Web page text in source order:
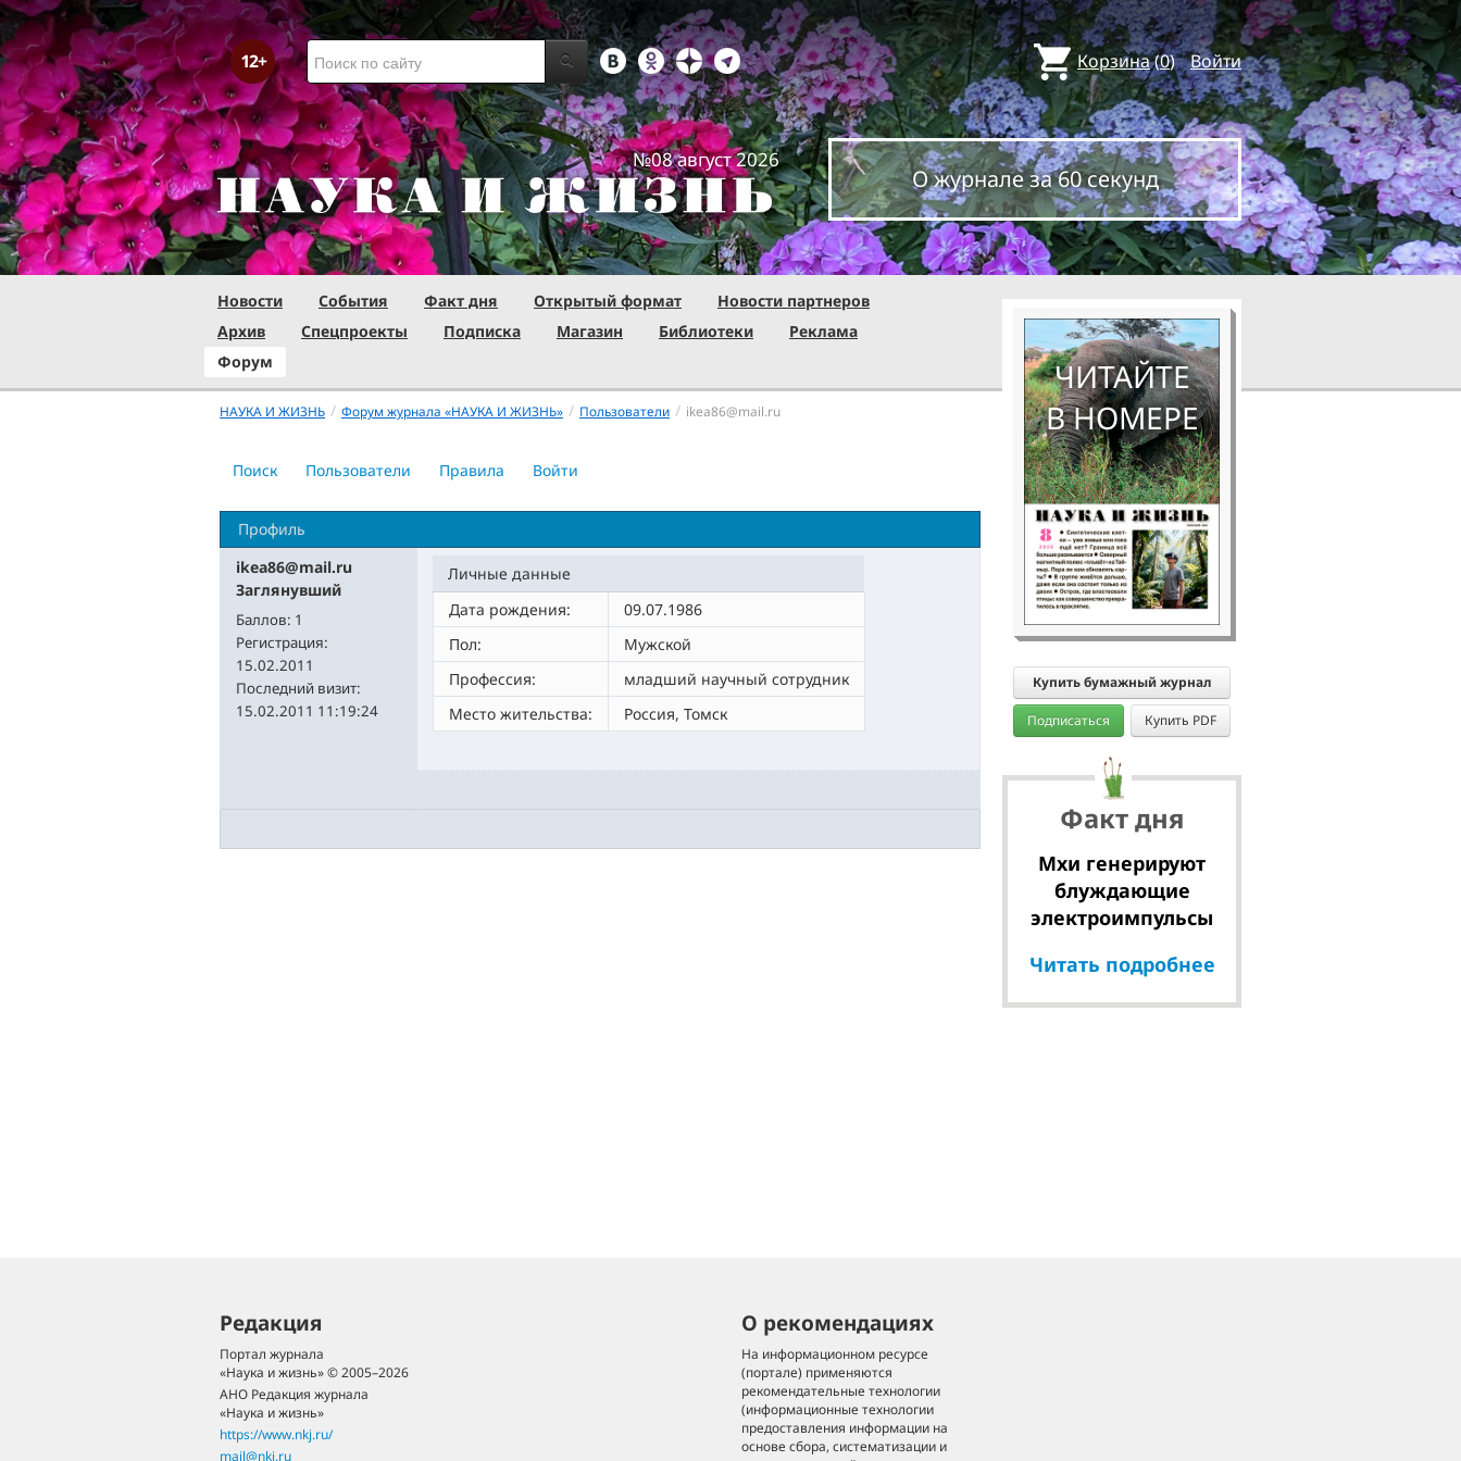
Корзина(0) Войти
№08 август 2026
О журнале за 60 секунд
Новости События Факт дня Открытый формат
Новости партнеров
Архив
Спецпроекты Подписка Магазин Библиотеки
Реклама
Форум
НАУКА И ЖИЗНЬ / Форум журнала «НАУКА И ЖИЗНЬ» / Пользователи / ikea86@mail.ru
Поиск Пользователи Правила Войти
Профиль
ikea86@mail.ru
Заглянувший
Баллов: 1
Регистрация:
15.02.2011
Последний визит:
15.02.2011 11:19:24
Личные данные
Дата рождения:
09.07.1986
Пол:
Мужской
Профессия:
младший научный сотрудник
Место жительства:
Россия, Томск
ЧИТАЙТЕ
В НОМЕРЕ
Купить бумажный журнал
Подписаться Купить PDF
Факт дня
Мхи генерируют
блуждающие
электроимпульсы
Читать подробнее
Редакция
Портал журнала
«Наука и жизнь» © 2005–2026
АНО Редакция журнала
«Наука и жизнь»
https://www.nkj.ru/
mail@nkj.ru
О рекомендациях
На информационном ресурсе
(портале) применяются
рекомендательные технологии
(информационные технологии
предоставления информации на
основе сбора, систематизации и